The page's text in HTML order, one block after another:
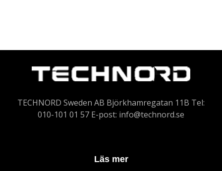
TECHNORD Sweden AB Björkhamregatan 11B Tel:
010-101 01 57 E-post: info@technord.se
Läs mer